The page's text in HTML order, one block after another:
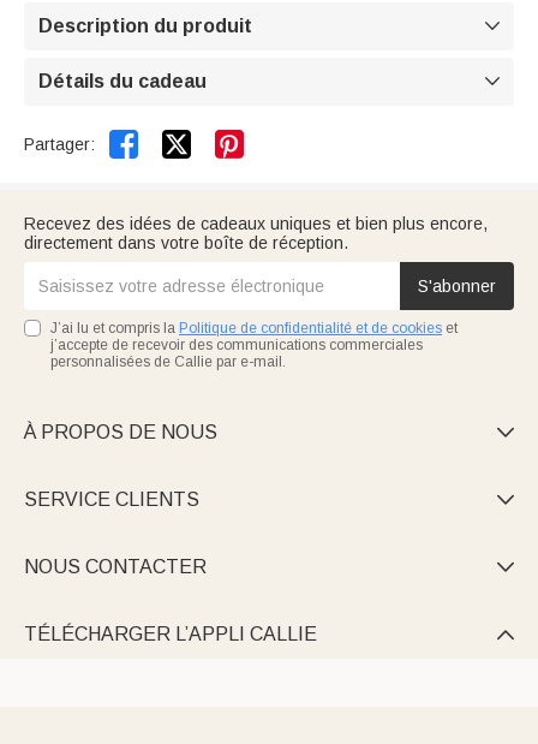
Description du produit 
Détails du cadeau 
Partager:  
Recevez des idées de cadeaux uniques et bien plus encore,
directement dans votre boîte de réception.
S'abonner
J’ai lu et compris la Politique de confidentialité et de cookies et
j’accepte de recevoir des communications commerciales
personnalisées de Callie par e-mail.
À PROPOS DE NOUS 
SERVICE CLIENTS 
NOUS CONTACTER 
TÉLÉCHARGER L’APPLI CALLIE 